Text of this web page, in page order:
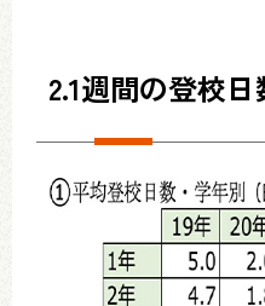
2.1週間の登校日